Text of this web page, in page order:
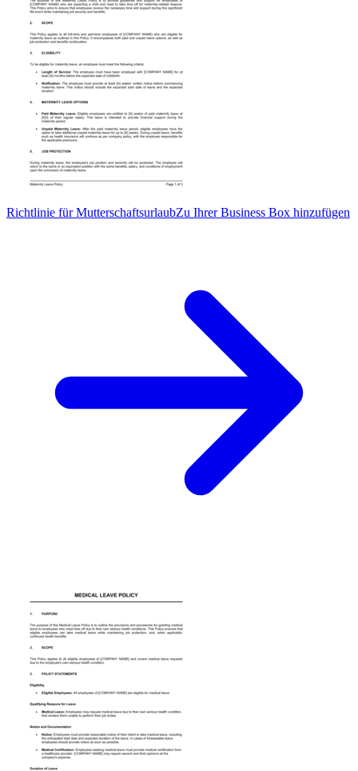
Richtlinie für MutterschaftsurlaubZu Ihrer Business Box hinzufügen